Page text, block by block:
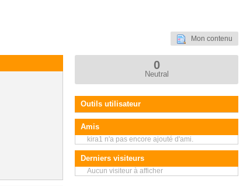
Mon contenu
0
Neutral
Outils utilisateur
Amis
kira1 n'a pas encore ajouté d'ami.
Derniers visiteurs
Aucun visiteur à afficher